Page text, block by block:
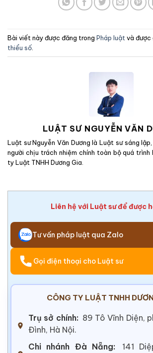
Bài viết này được đăng trong Pháp luật và được
thiểu số
LUẬT SƯ NGUYỄN VĂN
Luật sư Nguyễn Văn Dương là Luật sư sáng
người chịu trách nhiệm chính toàn bộ quá
ty Luật TNHH Dương Gia.
Liên hệ với Luật sư để được
Tư vấn pháp luật qua Zalo
Gọi điện thoại cho Luật sư
CÔNG TY LUẬT TNHH
Trụ sở chính: 89 Tô Vĩnh Diện,
Đình, Hà Nội.
Chi nhánh Đà Nẵng:
141